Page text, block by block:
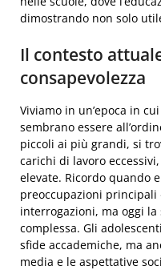
dimostrando non solo
Il contesto
consapevolezza
Viviamo in un’epoca in
sembrano essere
piccoli ai più grandi, si
carichi di lavoro
elevate. Ricordo quando
preoccupazioni
interrogazioni, ma oggi
complessa. Gli
sfide accademiche, ma
media e le aspettative